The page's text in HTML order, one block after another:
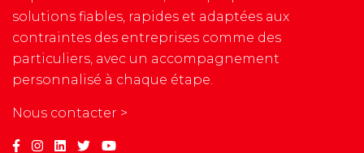
solutions fiables, rapides et adaptées aux
contraintes des entreprises comme des
particuliers, avec un accompagnement
personnalisé à chaque étape.
Nous contacter >